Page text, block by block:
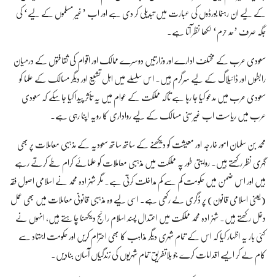
کے لیے ان رہنما بورڈوں کی عبارت میں تبدیلی کر دی ہے اور اب ’غیر مسلموں کے لیے‘ کی
جگہ صرف ’حد حرم‘ لکھا نظر آتا ہے۔
سعودی عرب کے مختلف ادارے اور وزارتیں دوسرے ممالک اور اقوام کی ثقافتوں کے درمیان
رابطوں اور ڈائیلاگ کے لیے سرگرم ہیں۔ اس سلسلے میں اہل تشیع اور دیگر مسالک کے علما کو
سعودی عرب میں مدعو کیا جا رہا ہے تاکہ مملکت کے عوام میں یہ تأثر پیدا کیا جاسکے کہ سعودی
عرب میں ریاست اب غیرسنی مسالک کے لیے رواداری کا رویہ اپنا رہی ہے۔
محمد بن سلمان امور خارجہ اور معیشت کو دیکھنے کے ساتھ ساتھ سعودیہ کے مذہبی معاملات پر بھی
گہری نظر رکھتے ہیں۔ روایتی طور پہ مملکت میں مذہبی معاملات کو علمائے کرام طے کرتے رہے
ہیں اور اس ضمن میں حکومت کم سے کم مداخلت کرتی ہے۔ مگر شہزادہ محمد نے اسلامی اصول فقہ
(یعنی اسلامی قانون) پر ڈگری لے رکھی ہے۔ اسی لیے وہ مذہبی قانونی معاملات میں بھی عمل
دخل رکھتے ہیں۔ شہزادہ محمد مملکت میں اعتدال پسند اسلام رائج دیکھنا چاہتے ہیں، انہوں نے
کئی بار یہ اظہار کیا کہ اس کے تمام شہری دیگر مذاہب کا بھی احترام کریں اور حکومت اجتہاد سے
کام لے کر ایسے اقدامات کرے جو بلاتفریق تمام شہریوں کی زندگیاں آسان بنادیں۔